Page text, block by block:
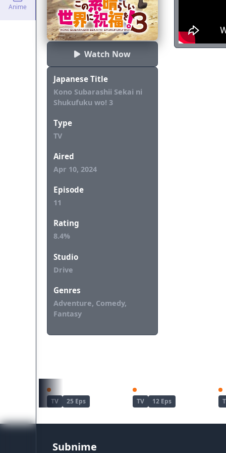
Anime
Watch Now
Japanese Title
Kono Subarashii Sekai ni
Shukufuku wo! 3
Type
TV
Aired
Apr 10, 2024
Episode
11
Rating
8.4%
Studio
Drive
Genres
Adventure, Comedy,
Fantasy
TV 25 Eps TV 12 Eps
Subnime